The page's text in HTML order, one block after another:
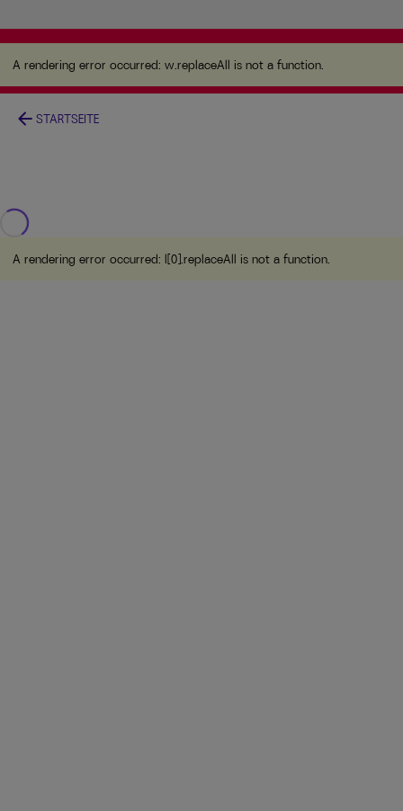
A rendering error occurred:w.replaceAll is not a
function.
A rendering error occurred: w.replaceAll is not a function.
arrow_back STARTSEITE
A rendering error occurred: l[0].replaceAll is not a function.